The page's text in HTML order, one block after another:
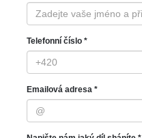
Telefonní číslo *
Emailová adresa *